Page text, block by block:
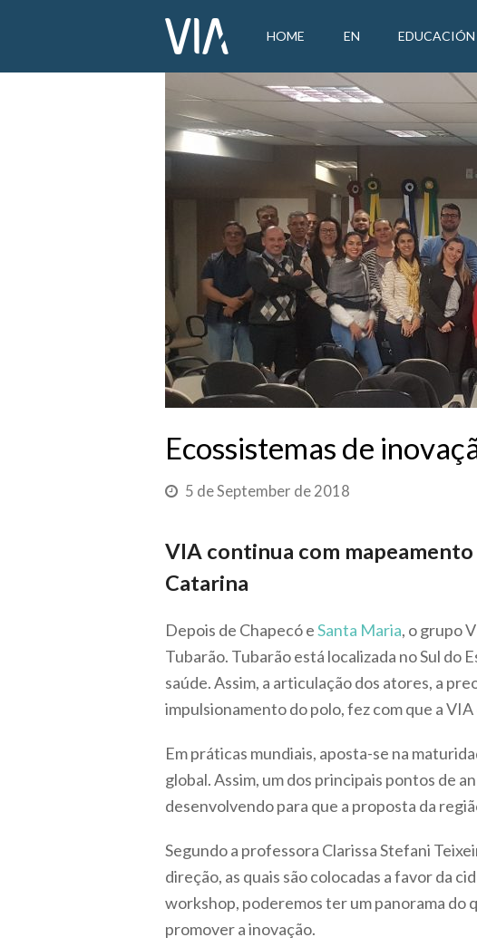
HOME EN EDUCACIÓN
Ecossistemas de
5 de September de 2018
VIA continua com
Catarina
Depois de Chapecó eSanta Maria, o grupo
Tubarão. Tubarão está localizada no Sul do
saúde. Assim, a articulação dos atores, a
impulsionamento do polo, fez com que a
Em práticas mundiais, aposta-se na
global. Assim, um dos principais pontos de
desenvolvendo para que a proposta da
Segundo a professora Clarissa Stefani
direção, as quais são colocadas a favor da
workshop, poderemos ter um panorama do
promover a inovação.